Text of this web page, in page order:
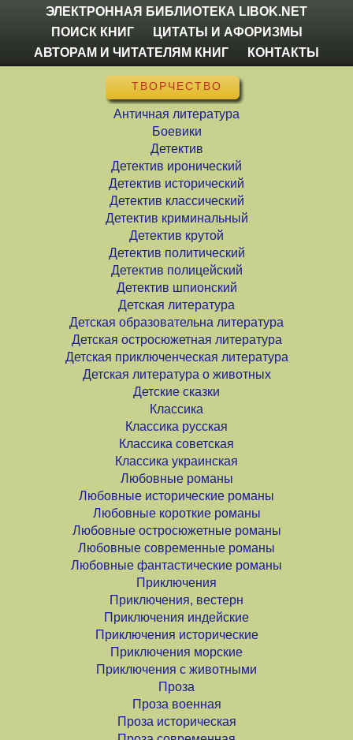
ЭЛЕКТРОННАЯ БИБЛИОТЕКА LIBOK.NET
ПОИСК КНИГ
ЦИТАТЫ И АФОРИЗМЫ
АВТОРАМ И ЧИТАТЕЛЯМ КНИГ
КОНТАКТЫ
ТВОРЧЕСТВО
Античная литература
Боевики
Детектив
Детектив иронический
Детектив исторический
Детектив классический
Детектив криминальный
Детектив крутой
Детектив политический
Детектив полицейский
Детектив шпионский
Детская литература
Детская образовательна литература
Детская остросюжетная литература
Детская приключенческая литература
Детская литература о животных
Детские сказки
Классика
Классика русская
Классика советская
Классика украинская
Любовные романы
Любовные исторические романы
Любовные короткие романы
Любовные остросюжетные романы
Любовные современные романы
Любовные фантастические романы
Приключения
Приключения, вестерн
Приключения индейские
Приключения исторические
Приключения морские
Приключения с животными
Проза
Проза военная
Проза историческая